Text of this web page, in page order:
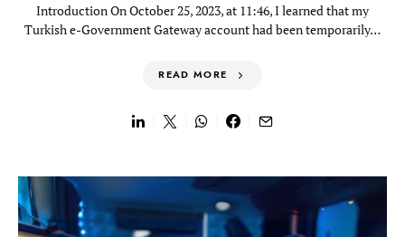
Introduction On October 25, 2023, at 11:46, I learned that my
Turkish e-Government Gateway account had been temporarily…
READ MORE